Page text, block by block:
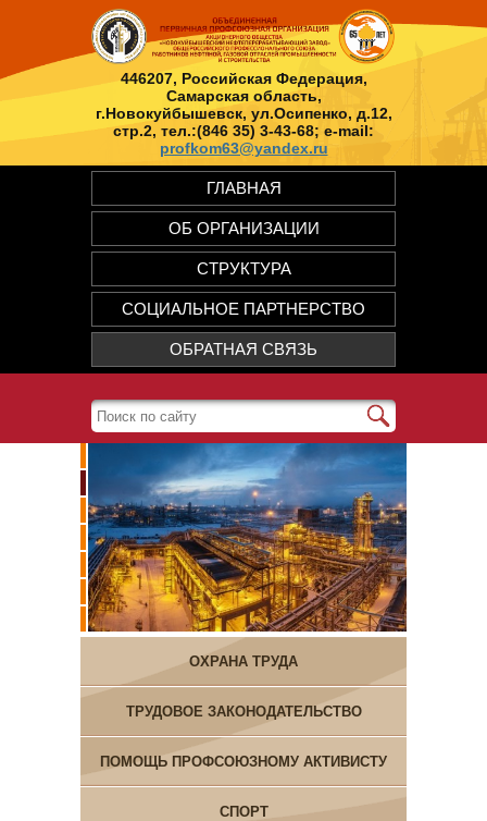
446207, Российская Федерация,
Самарская область,
г.Новокуйбышевск, ул.Осипенко, д.12,
стр.2, тел.:(846 35) 3-43-68; e-mail:
profkom63@yandex.ru
ГЛАВНАЯ
ОБ ОРГАНИЗАЦИИ
СТРУКТУРА
СОЦИАЛЬНОЕ ПАРТНЕРСТВО
ОБРАТНАЯ СВЯЗЬ
ОХРАНА ТРУДА
ТРУДОВОЕ ЗАКОНОДАТЕЛЬСТВО
ПОМОЩЬ ПРОФСОЮЗНОМУ АКТИВИСТУ
СПОРТ